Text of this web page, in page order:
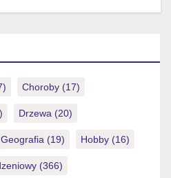
understanding how online
you can play, and the best
Choroby (17)
Drzewa (20)
Geografia (19) Hobby (16)
(366)